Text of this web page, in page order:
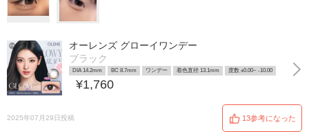
オーレンズ グローイワンデー
ブラック
DIA 14.2mm BC 8.7mm ワンデー 着色直径 13.1mm 度数 ±0.00~ -10.00
¥1,760
2025年07月29日投稿 13参考になった